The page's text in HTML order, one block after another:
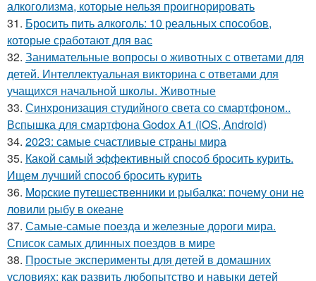
алкоголизма, которые нельзя проигнорировать
31. Бросить пить алкоголь: 10 реальных способов,
которые сработают для вас
32. Занимательные вопросы о животных с ответами для
детей. Интеллектуальная викторина с ответами для
учащихся начальной школы. Животные
33. Синхронизация студийного света со смартфоном..
Вспышка для смартфона Godox A1 (iOS, Android)
34. 2023: самые счастливые страны мира
35. Какой самый эффективный способ бросить курить.
Ищем лучший способ бросить курить
36. Морские путешественники и рыбалка: почему они не
ловили рыбу в океане
37. Самые-самые поезда и железные дороги мира.
Список самых длинных поездов в мире
38. Простые эксперименты для детей в домашних
условиях: как развить любопытство и навыки детей